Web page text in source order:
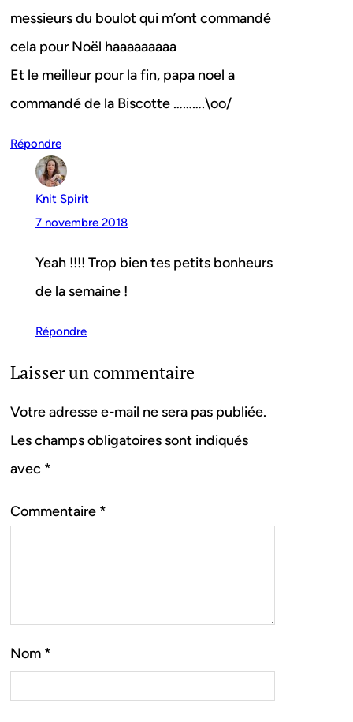
messieurs du boulot qui m’ont commandé
cela pour Noël haaaaaaaaa
Et le meilleur pour la fin, papa noel a
commandé de la Biscotte ……….\oo/
Répondre
Knit Spirit
7 novembre 2018
Yeah !!!! Trop bien tes petits bonheurs
de la semaine !
Répondre
Laisser un commentaire
Votre adresse e-mail ne sera pas publiée.
Les champs obligatoires sont indiqués
avec *
Commentaire *
Nom *